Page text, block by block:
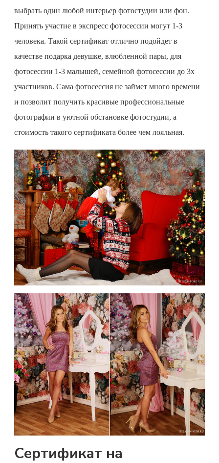
выбрать один любой интерьер фотостудии или фон.
Принять участие в экспресс фотосессии могут 1-3
человека. Такой сертификат отлично подойдет в
качестве подарка девушке, влюбленной пары, для
фотосессии 1-3 малышей, семейной фотосессии до 3х
участников. Сама фотосессия не займет много времени
и позволит получить красивые профессиональные
фотографии в уютной обстановке фотостудии, а
стоимость такого сертификата более чем лояльная.
Сертификат на